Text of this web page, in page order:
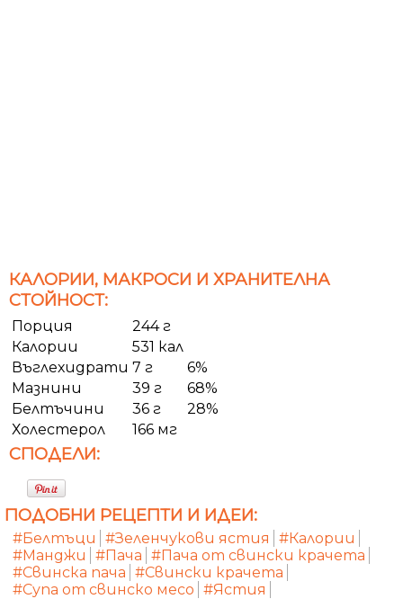
КАЛОРИИ, МАКРОСИ И ХРАНИТЕЛНА
СТОЙНОСТ:
Порция
244 г
Калории
531 кал
Въглехидрати 7 г
6%
Мазнини
39 г
68%
Белтъчини
36 г
28%
Холестерол
166 мг
СПОДЕЛИ:
ПОДОБНИ РЕЦЕПТИ И ИДЕИ:
#Белтъци #Зеленчукови ястия
#Калории
#Манджи
#Пача #Пача от свински крачета
#Свинска пача #Свински крачета
#Супа от свинско месо #Ястия